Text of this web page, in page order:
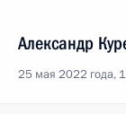
Александр
25 мая 2022 года,